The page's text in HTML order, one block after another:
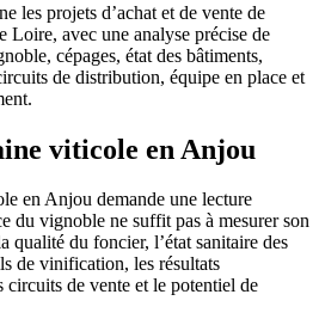
les projets d’achat et de vente de
Loire, avec une analyse précise de
cépages, état des bâtiments,
de distribution, équipe en place et
viticole en Anjou
en Anjou demande une lecture
du vignoble ne suffit pas à mesurer son
qualité du foncier, l’état sanitaire des
de vinification, les résultats
circuits de vente et le potentiel de